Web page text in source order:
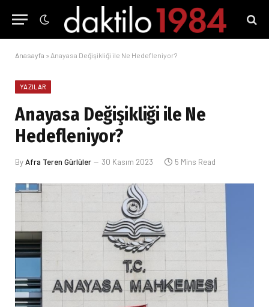
Anasayfa » Anayasa Değişikliği ile Ne Hedefleniyor?
YAZILAR
Anayasa Değişikliği ile Ne
Hedefleniyor?
ByAfra Teren Gürlüler 30 Kasım 2023 5 Mins Read